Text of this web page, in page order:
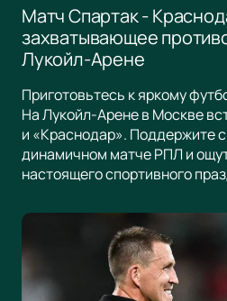
Матч Спартак -
захватывающее
Лукойл-Арене
Приготовьтесь к яркому
На Лукойл-Арене в Москве
и «Краснодар». Поддержите
динамичном матче РПЛ и
настоящего спортивного